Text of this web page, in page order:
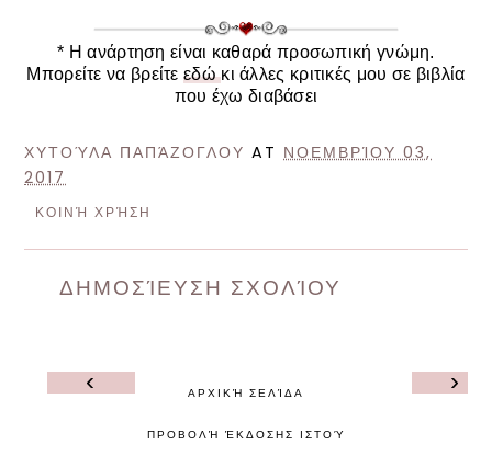
* Η ανάρτηση είναι καθαρά προσωπική γνώμη.
Μπορείτε να βρείτεεδώκι άλλες κριτικές μου σε βιβλία
που έχω διαβάσει
ΧΥΤΟΎΛΑ ΠΑΠΆΖΟΓΛΟΥ ATΝΟΕΜΒΡΊΟΥ 03,
2017
ΚΟΙΝΉ ΧΡΉΣΗ
ΔΗΜΟΣΊΕΥΣΗ ΣΧΟΛΊΟΥ
‹ ›
ΑΡΧΙΚΉ ΣΕΛΊΔΑ
ΠΡΟΒΟΛΉ ΈΚΔΟΣΗΣ ΙΣΤΟΎ